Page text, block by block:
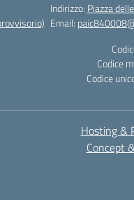
Indirizzo: Piazza
Email:
Codice
Codice
Hosting &
Concept